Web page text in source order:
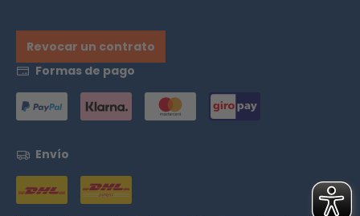
Revocar un contrato
Formas de pago
Envío